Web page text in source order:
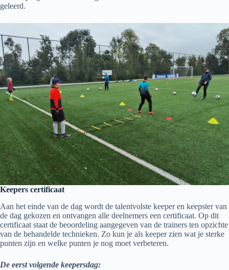
geleerd.
Keepers certificaat
Aan het einde van de dag wordt de talentvolste keeper en keepster van
de dag gekozen en ontvangen alle deelnemers een certificaat. Op dit
certificaat staat de beoordeling aangegeven van de trainers ten opzichte
van de behandelde technieken. Zo kun je als keeper zien wat je sterke
punten zijn en welke punten je nog moet verbeteren.
De eerst volgende keepersdag: